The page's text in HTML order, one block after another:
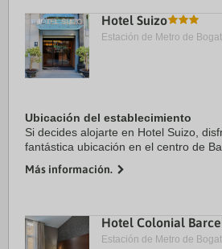
Hotel Suizo
Estación de Metro de
Ubicación del establecimiento
Si decides alojarte en Hotel Suizo,
fantástica ubicación en el centro de
Además, este hotel se ...
Más información.
Hotel Colonial
Estación de Metro de